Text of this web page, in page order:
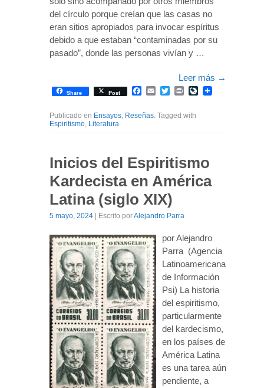
del círculo porque creían que las casas no
eran sitios apropiados para invocar espíritus
debido a que estaban “contaminadas por su
pasado”, donde las personas vivían y …
Leer más →
Share Post Facebook
EmailTwitterPrintLiveJournal
Publicado en Ensayos, Reseñas. Tagged with
Espiritismo, Literatura.
Inicios del Espiritismo
Kardecista en América
Latina (siglo XIX)
5 mayo, 2024 | Escrito porAlejandro Parra
por Alejandro
Parra (Agencia
Latinoamericana
de Información
Psi) La historia
del espiritismo,
particularmente
del kardecismo,
en los países de
América Latina
es una tarea aún
pendiente, a